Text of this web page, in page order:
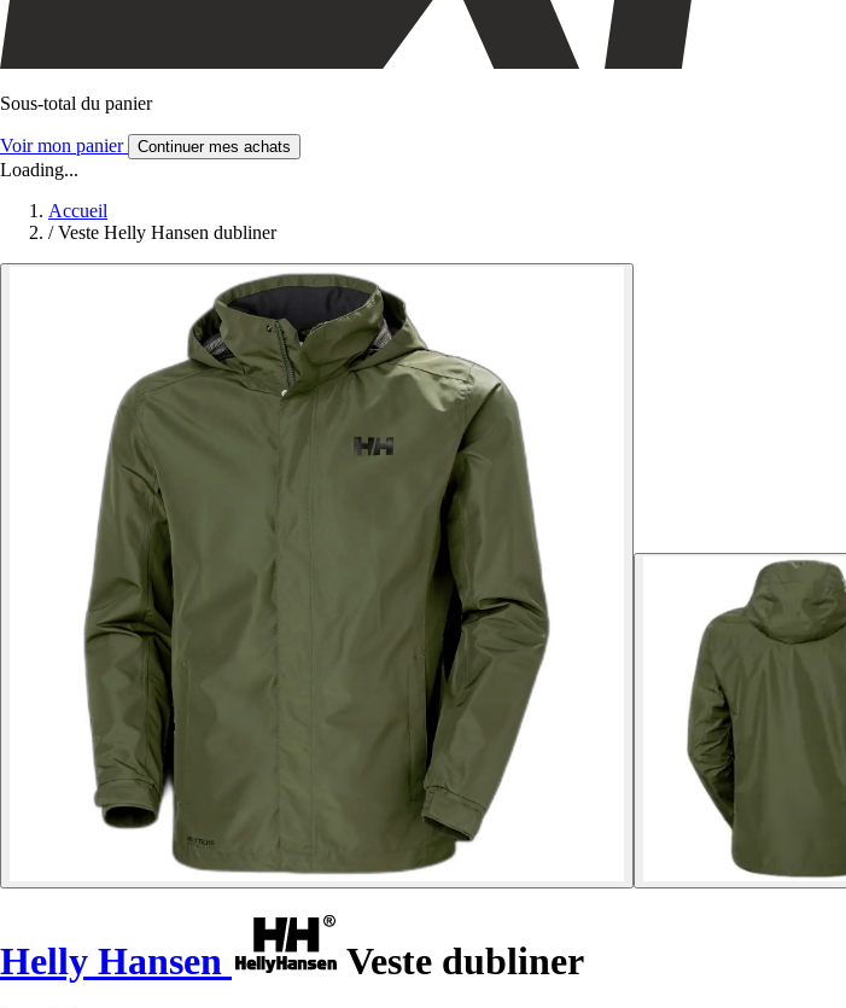
Sous-total du panier
Voir mon panier Continuer mes achats
Loading...
Accueil
/ Veste Helly Hansen dubliner
Helly Hansen Veste dubliner